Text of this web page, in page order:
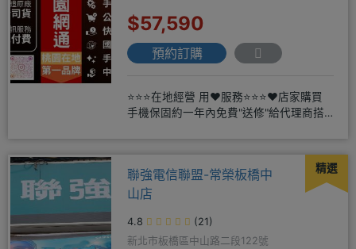
$57,590
預約訂購
⭐⭐⭐在地經營 用❤️服務⭐⭐⭐❤️店家購買
手機保固約一年內免費"送修"給代理商搭
精選
聯強電信聯盟-常榮板橋中
山店
4.8
(21)
新北市板橋區中山路二段122號